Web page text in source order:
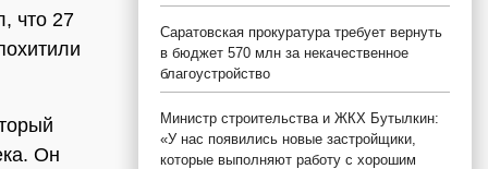
что 27
Он
Саратовская прокуратура требует вернуть
в бюджет 570 млн за некачественное
благоустройство
Министр строительства и ЖКХ Бутылкин:
«У нас появились новые застройщики,
которые выполняют работу с хорошим